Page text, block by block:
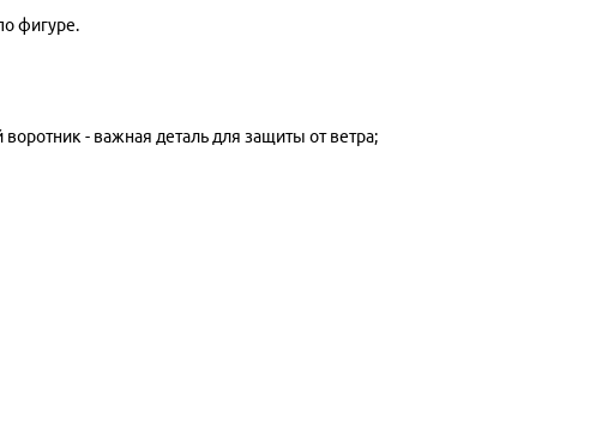
фигуре.
- важная деталь для защиты от ветра;